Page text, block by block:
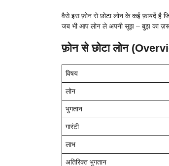
वैसे इस फ़ोन से छोटा लोन के कई फ़ायदें है
जब भी आप लोन ले अपनी सूझ – बुझ का
फ़ोन से छोटा लोन
विषय
लोन
भुगतान
गारंटी
लाभ
अतिरिक्त भुगतान